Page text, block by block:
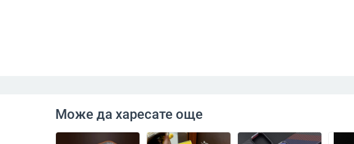
Може да харесате още